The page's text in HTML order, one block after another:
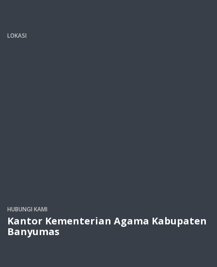
LOKASI
HUBUNGI KAMI
Kantor Kementerian Agama Kabupaten
Banyumas